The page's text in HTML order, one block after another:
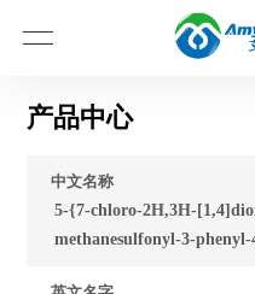
产品中心
中文名称
5-{7-chloro-2H,3H-
methanesulfonyl-3-